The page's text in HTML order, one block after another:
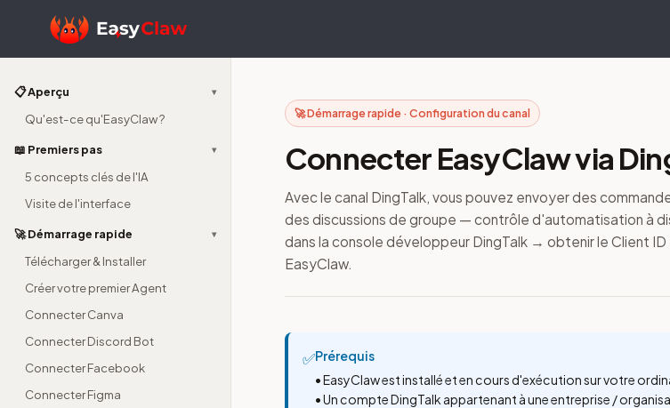
📋 Aperçu ▾
Qu'est-ce qu'EasyClaw ?
📖 Premiers pas ▾
5 concepts clés de l'IA
Visite de l'interface
🚀 Démarrage rapide ▾
Télécharger & Installer
Créer votre premier Agent
Connecter Canva
Connecter Discord Bot
Connecter Facebook
Connecter Figma
🚀 Démarrage rapide · Configuration du canal
Connecter EasyClaw via
Avec le canal DingTalk, vous pouvez envoyer des
des discussions de groupe — contrôle d'automatisation à
dans la console développeur DingTalk → obtenir le Client
EasyClaw.
✅Prérequis
• EasyClaw est installé et en cours d'exécution sur votre
• Un compte DingTalk appartenant à une entreprise /